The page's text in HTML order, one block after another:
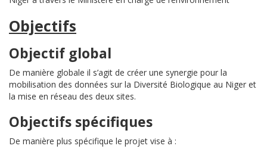
Objectifs
Objectif global
De manière globale il s’agit de créer une synergie pour la
mobilisation des données sur la Diversité Biologique au Niger et
la mise en réseau des deux sites.
Objectifs spécifiques
De manière plus spécifique le projet vise à :